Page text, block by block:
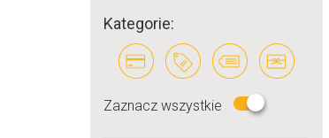
Kategorie:
Zaznacz wszystkie